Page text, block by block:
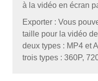
à la vidéo en écran
Exporter : Vous
taille pour la vidéo
deux types : MP4 et
trois types : 360P,